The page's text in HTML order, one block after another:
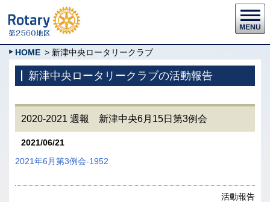
HOME > 新津中央ロータリークラブ
新津中央ロータリークラブの活動報告
2020-2021 週報 新津中央6月15日第3例会
2021/06/21
2021年6月第3例会-1952
活動報告